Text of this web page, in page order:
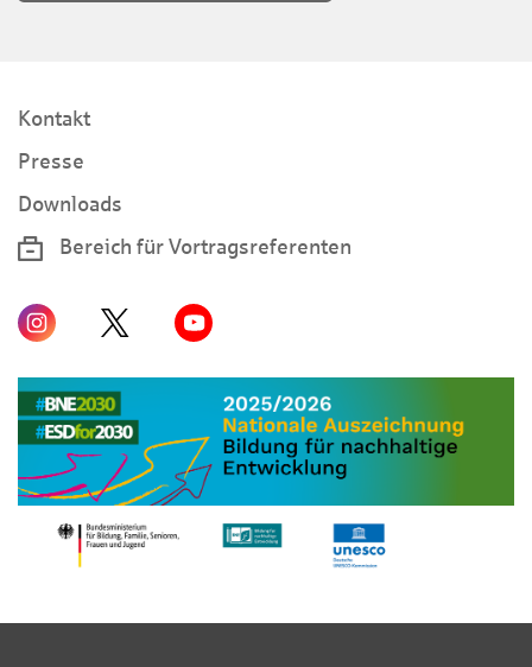
Kontakt
Presse
Downloads
Bereich für Vortragsreferenten